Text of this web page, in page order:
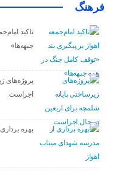
فرهنگ
تاکید
جبهه‌ها»
پروژه‌های
اجراست
بهره